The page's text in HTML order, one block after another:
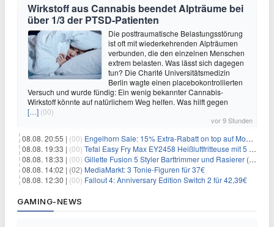
Wirkstoff aus Cannabis beendet Alpträume bei
über 1/3 der PTSD-Patienten
Die posttraumatische Belastungsstörung
ist oft mit wiederkehrenden Alpträumen
verbunden, die den einzelnen Menschen
extrem belasten. Was lässt sich dagegen
tun? Die Charité Universitätsmedizin
Berlin wagte einen placebokontrollierten
Versuch und wurde fündig: Ein wenig bekannter Cannabis-
Wirkstoff könnte auf natürlichem Weg helfen. Was hilft gegen
[…] (00)
vor 9 Stunden
08.08. 20:55 | (00) Engelhorn Sale: 15% Extra-Rabatt on top auf Mode- und Sport-Artikel
08.08. 19:33 | (00) Tefal Easy Fry Max EY2458 Heißluftfritteuse mit 5 Litern für 64,99€
08.08. 18:33 | (00) Gillette Fusion 5 Styler Barttrimmer und Rasierer (All in One) für 16€
08.08. 14:02 | (02) MediaMarkt: 3 Tonie-Figuren für 37€
08.08. 12:30 | (00) Fallout 4: Anniversary Edition Switch 2 für 42,39€
GAMING-NEWS